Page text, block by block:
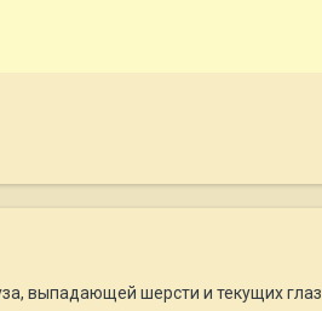
выпадающей шерсти и текущих глаз.